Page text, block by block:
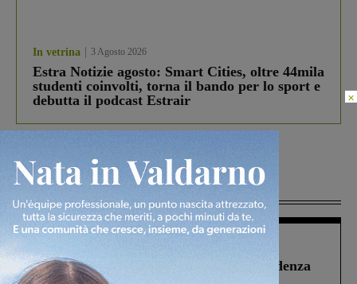
In vetrina 3 Agosto 2026
Estra Notizie agosto: Smart Cities, oltre 44mila
studenti coinvolti, torna il bando per lo sport e
debutta il podcast Estrair
Più lette
Figline Incisa Valdarno
Piscina di Figline finanziata oltre la scadenza
Pnrr, il gruppo di Fratelli d’Italia: “Un
×